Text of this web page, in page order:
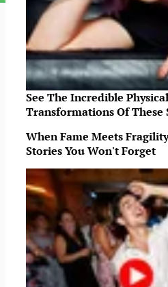
See The Incredible Physical
Transformations Of These
When Fame Meets
Stories You Won't Forget